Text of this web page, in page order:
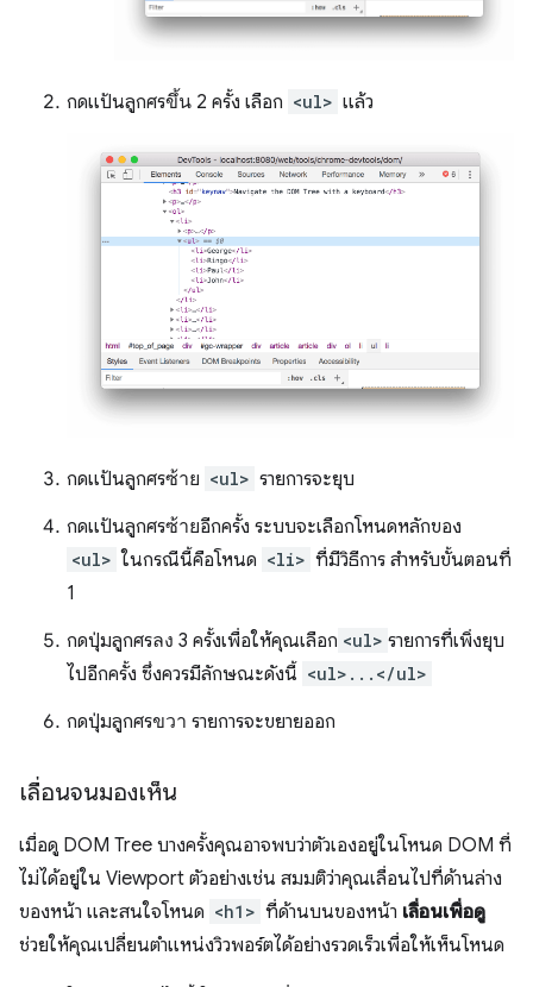
กดแป้นลูกศรขึ้น 2 ครั้ง เลือก <ul> แล้ว
กดแป้นลูกศรซ้าย <ul> รายการจะยุบ
กดแป้นลูกศรซ้ายอีกครั้ง ระบบจะเลือกโหนดหลักของ
<ul> ในกรณีนี้คือโหนด <li> ที่มีวิธีการ สำหรับขั้นตอนที่
1
กดปุ่มลูกศรลง 3 ครั้งเพื่อให้คุณเลือก <ul> รายการที่เพิ่งยุบ
ไปอีกครั้ง ซึ่งควรมีลักษณะดังนี้ <ul>...</ul>
กดปุ่มลูกศรขวา รายการจะขยายออก
เลื่อนจนมองเห็น
เมื่อดู DOM Tree บางครั้งคุณอาจพบว่าตัวเองอยู่ในโหนด DOM ที่
ไม่ได้อยู่ใน Viewport ตัวอย่างเช่น สมมติว่าคุณเลื่อนไปที่ด้านล่าง
ของหน้า และสนใจโหนด <h1> ที่ด้านบนของหน้า เลื่อนเพื่อดู
ช่วยให้คุณเปลี่ยนตำแหน่งวิวพอร์ตได้อย่างรวดเร็วเพื่อให้เห็นโหนด